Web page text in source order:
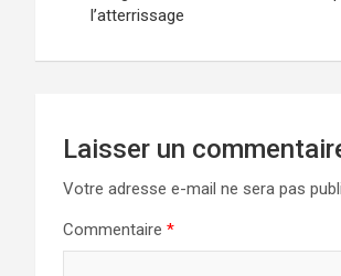
l’atterrissage
Laisser un
Votre adresse e-mail ne sera pas
Commentaire *